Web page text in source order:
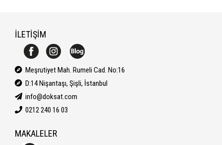
İLETİŞİM
Meşrutiyet Mah. Rumeli Cad. No:16
D:14 Nişantaşı, Şişli, İstanbul
info@doksat.com
0212 240 16 03
MAKALELER